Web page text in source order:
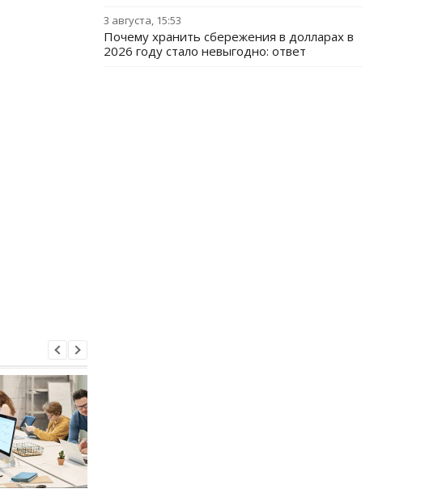
3 августа, 15:53
Почему хранить сбережения в долларах в
2026 году стало невыгодно: ответ